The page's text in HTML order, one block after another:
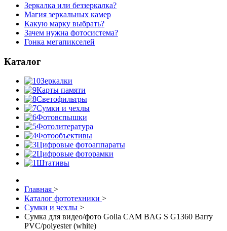
Зеркалка или беззеркалка?
Магия зеркальных камер
Какую марку выбрать?
Зачем нужна фотосистема?
Гонка мегапикселей
Каталог
Зеркалки
Карты памяти
Светофильтры
Сумки и чехлы
Фотовспышки
Фотолитература
Фотообъективы
Цифровые фотоаппараты
Цифровые фоторамки
Штативы
Главная >
Каталог фототехники >
Сумки и чехлы >
Cумка для видео/фото Golla CAM BAG S G1360 Barry
PVC/polyester (white)